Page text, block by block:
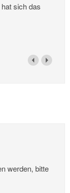
sich das
werden, bitte